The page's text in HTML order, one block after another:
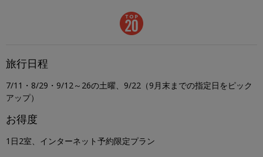
旅行日程
7/11・8/29・9/12～26の土曜、9/22（9月末までの指定日をピック
アップ）
お得度
1日2室、インターネット予約限定プラン